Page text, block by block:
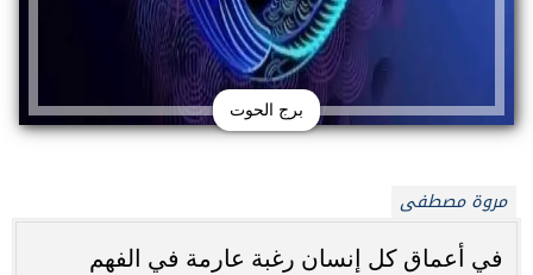
برج الحوت
مروة مصطفى
في أعماق كل إنسان رغبة عارمة في الفهم